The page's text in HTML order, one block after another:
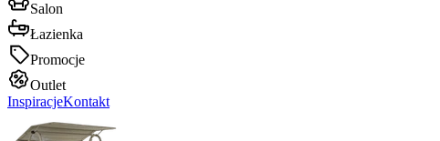
Salon
Łazienka
Promocje
Outlet
InspiracjeKontakt